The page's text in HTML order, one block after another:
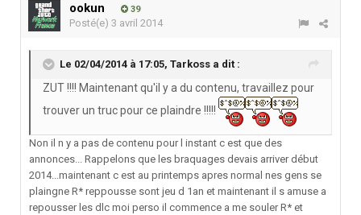
ookun 39
Posté(e) 3 avril 2014
Le 02/04/2014 à 17:05, Tarkoss a dit :
ZUT !!!! Maintenant qu'il y a du contenu, travaillez pour
trouver un truc pour ce plaindre !!!!!
Non il n y a pas de contenu pour l instant c est que des
annonces... Rappelons que les braquages devais arriver début
2014...maintenant c est au printemps apres normal nes gens se
plaingne R* reppousse sont jeu d 1an et maintenant il s amuse a
repousser les dlc moi perso il commence a me souler R* et